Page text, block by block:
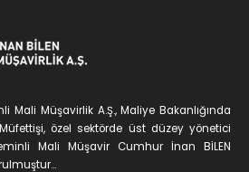
Mali Müşavirlik A.Ş., Maliye Bakanlığında
özel sektörde üst düzey yönetici
Mali Müşavir Cumhur İnan BİLEN